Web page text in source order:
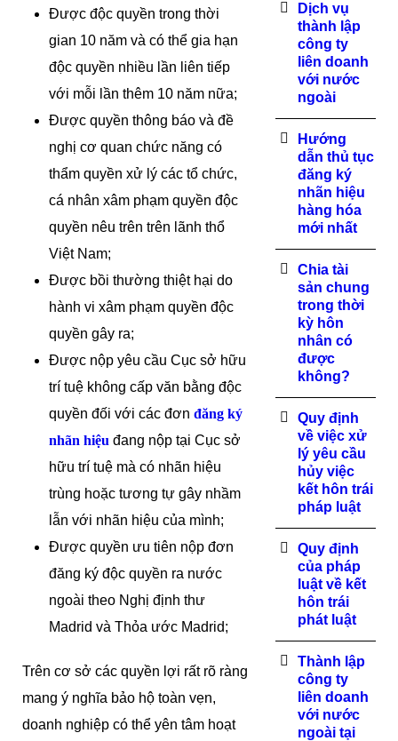
Được độc quyền trong thời
gian 10 năm và có thể gia hạn
độc quyền nhiều lần liên tiếp
với mỗi lần thêm 10 năm nữa;
Được quyền thông báo và đề
nghị cơ quan chức năng có
thẩm quyền xử lý các tổ chức,
cá nhân xâm phạm quyền độc
quyền nêu trên trên lãnh thổ
Việt Nam;
Được bồi thường thiệt hại do
hành vi xâm phạm quyền độc
quyền gây ra;
Được nộp yêu cầu Cục sở hữu
trí tuệ không cấp văn bằng độc
quyền đối với các đơn đăng ký
nhãn hiệu đang nộp tại Cục sở
hữu trí tuệ mà có nhãn hiệu
trùng hoặc tương tự gây nhầm
lẫn với nhãn hiệu của mình;
Được quyền ưu tiên nộp đơn
đăng ký độc quyền ra nước
ngoài theo Nghị định thư
Madrid và Thỏa ước Madrid;
Trên cơ sở các quyền lợi rất rõ ràng
mang ý nghĩa bảo hộ toàn vẹn,
doanh nghiệp có thể yên tâm hoạt
Dịch vụ
thành lập
công ty
liên doanh
với nước
ngoài
Hướng
dẫn thủ tục
đăng ký
nhãn hiệu
hàng hóa
mới nhất
Chia tài
sản chung
trong thời
kỳ hôn
nhân có
được
không?
Quy định
về việc xử
lý yêu cầu
hủy việc
kết hôn trái
pháp luật
Quy định
của pháp
luật về kết
hôn trái
phát luật
Thành lập
công ty
liên doanh
với nước
ngoài tại